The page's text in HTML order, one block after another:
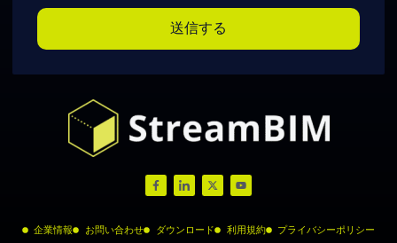
送信する
企業情報 お問い合わせ ダウンロード 利用規約 プライバシーポリシー